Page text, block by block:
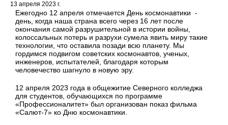
13 апреля 2023 г.
Ежегодно 12 апреля отмечается День космонавтики -
день, когда наша страна всего через 16 лет после
окончания самой разрушительной в истории войны,
колоссальных потерь и разрухи сумела явить миру такие
технологии, что оставила позади всю планету. Мы
гордимся подвигом советских космонавтов, ученых,
инженеров, испытателей, благодаря которым
человечество шагнуло в новую эру.
12 апреля 2023 года в общежитие Северного колледжа
для студентов, обучающихся по программе
«Профессионалитет» был организован показ фильма
«Салют-7» ко Дню космонавтики.